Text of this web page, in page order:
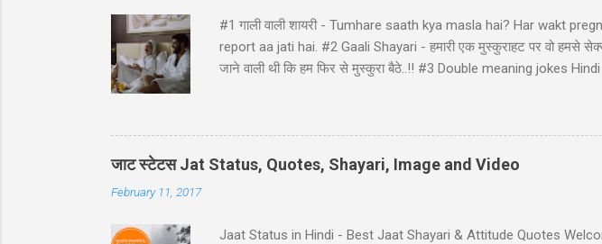
#1 गाली वाली शायरी - Tumhare saath kya masla hai? Har wakt
report aa jati hai. #2 Gaali Shayari - हमारी एक मुस्कुराहट पर वो हमसे
जाने वाली थी कि हम फिर से मुस्कुरा बैठे..!! #3 Double meaning jokes
Hindi - Divorse ke baad husband: "bacha mera hai" Wife: wah
pura panir tera....chal nikal. #5 Gali Shayari - तुम आरजू तो करो मोहब्बत
नहीं कि… कमरे का जुगाड़ भी ना कर सकें! #6 Gali wali shayari - Ishq k
जाट स्टेटस Jat Status, Quotes, Shayari, Image and Video
February 11, 2017
Jaat Status in Hindi - Best Jaat Shayari & Attitude Quotes